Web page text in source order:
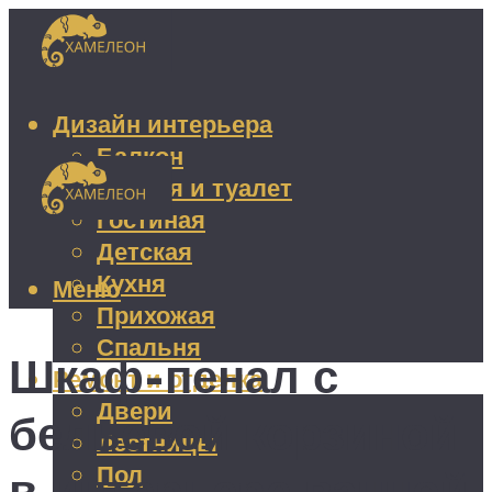
Дизайн интерьера
Балкон
Ванная и туалет
Гостиная
Детская
Кухня
Прихожая
Спальня
Ремонт и отделка
Двери
Лестницы
Пол
Меню
Шкаф-пенал с
бельевой корзиной